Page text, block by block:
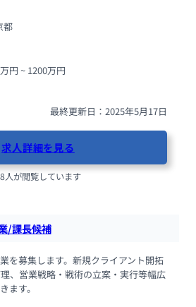
都
円 ~ 1200万円
最終更新日：2025年5月17日
求人詳細を見る
人が閲覧しています
/課長候補
を募集します。新規クライアント開拓
、営業戦略・戦術の立案・実行等幅広
ます。